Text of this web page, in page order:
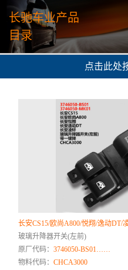
长驰车业产品
目录
点击此处
长安CS15/欧尚A800/悦翔/逸动DT/
玻璃升降器开关(左前)
原厂代码：3746050-BS01……
物料代码：CHCA3000